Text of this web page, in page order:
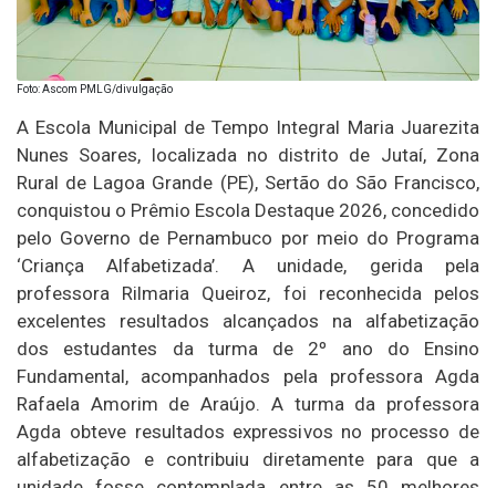
Foto: Ascom PMLG/divulgação
A Escola Municipal de Tempo Integral Maria Juarezita
Nunes Soares, localizada no distrito de Jutaí, Zona
Rural de Lagoa Grande (PE), Sertão do São Francisco,
conquistou o Prêmio Escola Destaque 2026, concedido
pelo Governo de Pernambuco por meio do Programa
‘Criança Alfabetizada’. A unidade, gerida pela
professora Rilmaria Queiroz, foi reconhecida pelos
excelentes resultados alcançados na alfabetização
dos estudantes da turma de 2º ano do Ensino
Fundamental, acompanhados pela professora Agda
Rafaela Amorim de Araújo. A turma da professora
Agda obteve resultados expressivos no processo de
alfabetização e contribuiu diretamente para que a